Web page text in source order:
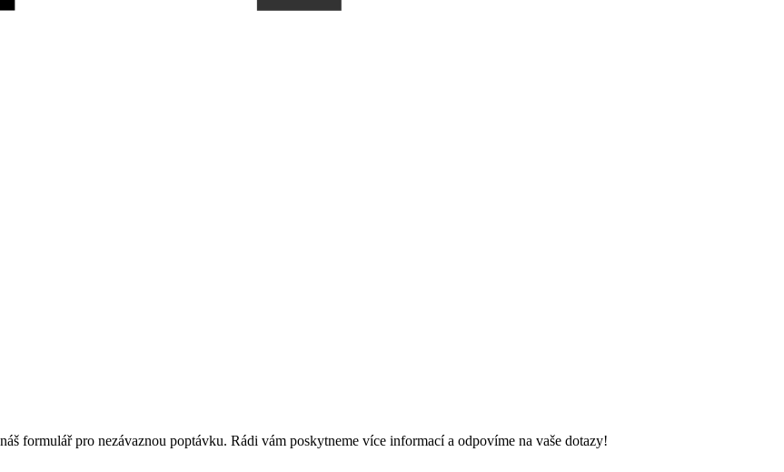
formulář pro nezávaznou poptávku. Rádi vám poskytneme více informací a odpovíme na vaše dotazy!